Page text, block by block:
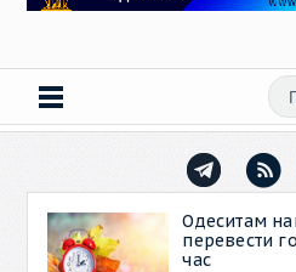
Одеситам
перевести
час